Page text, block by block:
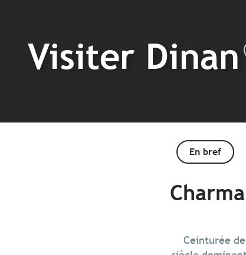
Visiter Dinan
En bref
Ceinturée